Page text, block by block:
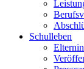
Schulleben